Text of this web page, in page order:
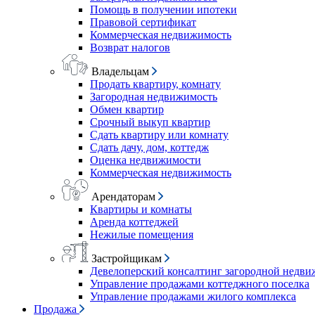
Помощь в получении ипотеки
Правовой сертификат
Коммерческая недвижимость
Возврат налогов
Владельцам
Продать квартиру, комнату
Загородная недвижимость
Обмен квартир
Срочный выкуп квартир
Сдать квартиру или комнату
Сдать дачу, дом, коттедж
Оценка недвижимости
Коммерческая недвижимость
Арендаторам
Квартиры и комнаты
Аренда коттеджей
Нежилые помещения
Застройщикам
Девелоперский консалтинг загородной
Управление продажами коттеджного поселка
Управление продажами жилого комплекса
Продажа